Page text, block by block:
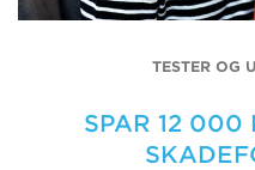
TESTER OG
SPAR 12 000